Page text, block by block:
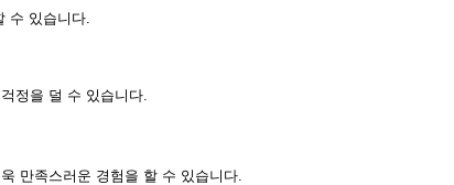
수 있습니다.
정을 덜 수 있습니다.
만족스러운 경험을 할 수 있습니다.